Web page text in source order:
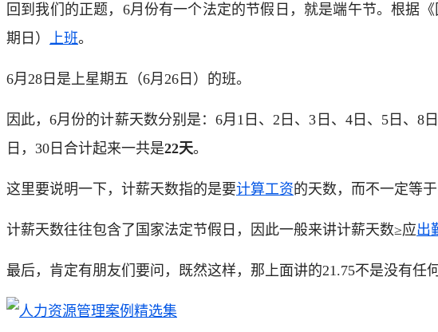
回到我们的正题，6月份有一个法定的节假日，就是端午节。根据
期日）
上班。
6月28日是上星期五（6月26日）的班。
因此，6月份的计薪天数分别是：6月1日、2日、3日、4日、5日、8
日，30日合计起来一共是22天。
这里要说明一下，计薪天数指的是要计算工资的天数，而不一定等
计薪天数往往包含了国家法定节假日，因此一般来讲计薪天数≥应出
最后，肯定有朋友们要问，既然这样，那上面讲的21.75不是没有任